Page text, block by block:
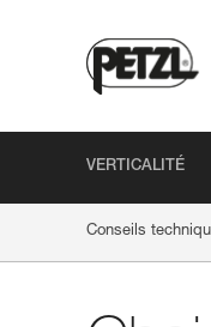
VERTICALITÉ
Conseils